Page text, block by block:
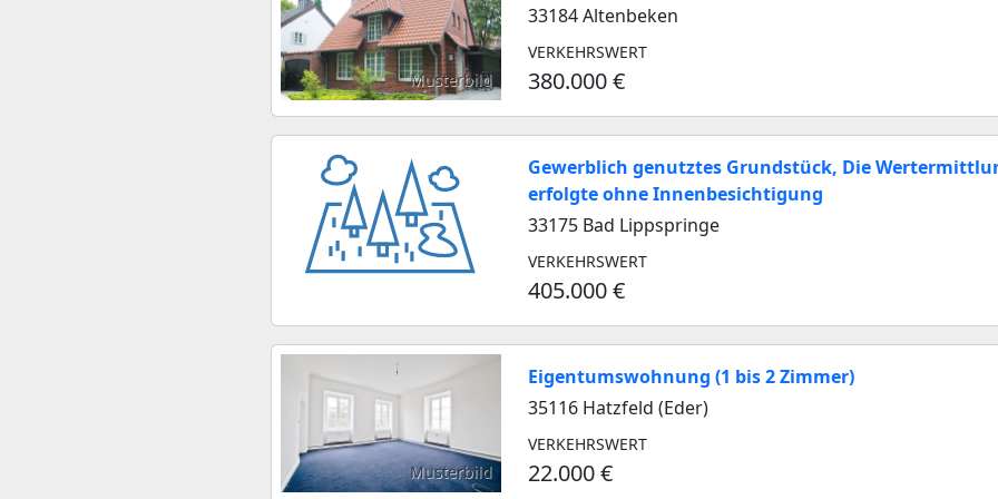
Musterbild
33184 Altenbeken
VERKEHRSWERT
380.000 €
Gewerblich genutztes Grundstück, Die
erfolgte ohne Innenbesichtigung
33175 Bad Lippspringe
VERKEHRSWERT
405.000 €
Musterbild
Eigentumswohnung (1 bis 2 Zimmer)
35116 Hatzfeld (Eder)
VERKEHRSWERT
22.000 €